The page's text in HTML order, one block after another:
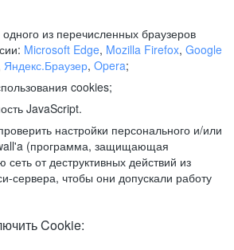
из перечисленных браузеров
Microsoft Edge, Mozilla Firefox, Google
Яндекс.Браузер, Opera;
cookies;
JavaScript.
настройки персонального и/или
(программа, защищающая
от деструктивных действий из
сервера, чтобы они допускали работу
Cookie: